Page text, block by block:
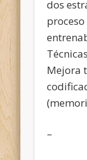
dos
Mejora
–